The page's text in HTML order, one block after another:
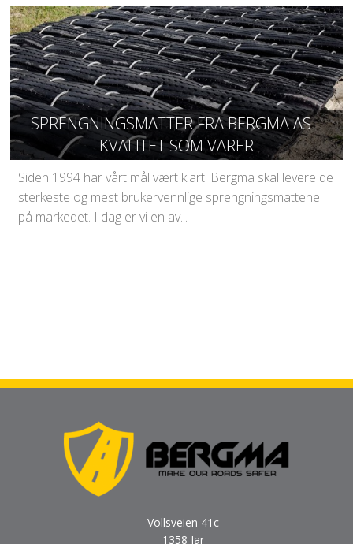
SPRENGNINGSMATTER FRA BERGMA AS –
KVALITET SOM VARER
Siden 1994 har vårt mål vært klart: Bergma skal levere de
sterkeste og mest brukervennlige sprengningsmattene
på markedet. I dag er vi en av...
Vollsveien 41c
1358 Jar